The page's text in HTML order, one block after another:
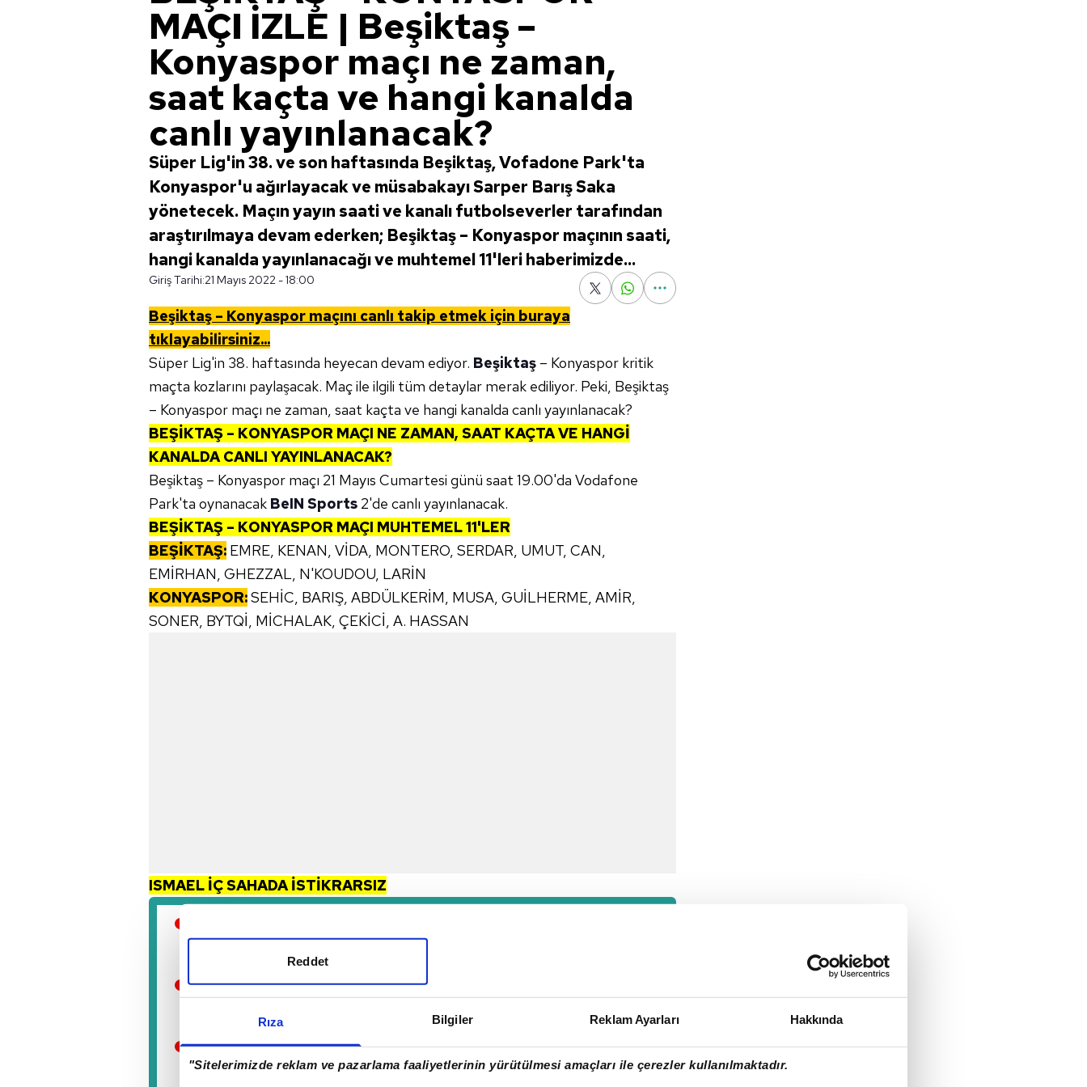
Rıza Bilgiler Reklam Ayarları Hakkında
"Sitelerimizde reklam ve pazarlama faaliyetlerinin yürütülmesi amaçları ile çerezler kullanılmaktadır.
Reddet
MAÇI İZLE | Beşiktaş –
Konyaspor maçı ne zaman,
saat kaçta ve hangi kanalda
canlı yayınlanacak?
Süper Lig'in 38. ve son haftasında Beşiktaş, Vofadone Park'ta
Konyaspor'u ağırlayacak ve müsabakayı Sarper Barış Saka
yönetecek. Maçın yayın saati ve kanalı futbolseverler tarafından
araştırılmaya devam ederken; Beşiktaş – Konyaspor maçının saati,
hangi kanalda yayınlanacağı ve muhtemel 11'leri haberimizde...
Giriş Tarihi:21 Mayıs 2022 - 18:00
Beşiktaş – Konyaspor maçını canlı takip etmek için buraya
tıklayabilirsiniz...
Süper Lig'in 38. haftasında heyecan devam ediyor. Beşiktaş – Konyaspor kritik
maçta kozlarını paylaşacak. Maç ile ilgili tüm detaylar merak ediliyor. Peki, Beşiktaş
– Konyaspor maçı ne zaman, saat kaçta ve hangi kanalda canlı yayınlanacak?
BEŞİKTAŞ – KONYASPOR MAÇI NE ZAMAN, SAAT KAÇTA VE HANGİ
KANALDA CANLI YAYINLANACAK?
Beşiktaş – Konyaspor maçı 21 Mayıs Cumartesi günü saat 19.00'da Vodafone
Park'ta oynanacak BeIN Sports 2'de canlı yayınlanacak.
BEŞİKTAŞ – KONYASPOR MAÇI MUHTEMEL 11'LER
BEŞİKTAŞ: EMRE, KENAN, VİDA, MONTERO, SERDAR, UMUT, CAN,
EMİRHAN, GHEZZAL, N'KOUDOU, LARİN
KONYASPOR:SEHİC, BARIŞ, ABDÜLKERİM, MUSA, GUİLHERME, AMİR,
SONER, BYTQİ, MİCHALAK, ÇEKİCİ, A. HASSAN
ISMAEL İÇ SAHADA İSTİKRARSIZ
adam birer galibiyet, beraberlik ve yenilgi aldı.
İlk maçında Aytemiz Alanyaspor'u 4-1 yenen Beşiktaş,
Ismael'in idare ettiği siyah-beyazlılar, Fenerbahçe ile
oynanan derbide ise 1-1 berabere kaldı.